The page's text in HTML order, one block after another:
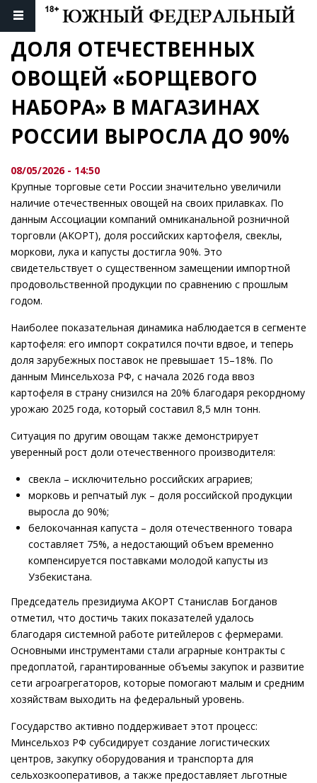
ДОЛЯ ОТЕЧЕСТВЕННЫХ
ОВОЩЕЙ «БОРЩЕВОГО
НАБОРА» В МАГАЗИНАХ
РОССИИ ВЫРОСЛА ДО 90%
08/05/2026 - 14:50
Крупные торговые сети России значительно увеличили
наличие отечественных овощей на своих прилавках. По
данным Ассоциации компаний омниканальной розничной
торговли (АКОРТ), доля российских картофеля, свеклы,
моркови, лука и капусты достигла 90%. Это
свидетельствует о существенном замещении импортной
продовольственной продукции по сравнению с прошлым
годом.
Наиболее показательная динамика наблюдается в сегменте
картофеля: его импорт сократился почти вдвое, и теперь
доля зарубежных поставок не превышает 15–18%. По
данным Минсельхоза РФ, с начала 2026 года ввоз
картофеля в страну снизился на 20% благодаря рекордному
урожаю 2025 года, который составил 8,5 млн тонн.
Ситуация по другим овощам также демонстрирует
уверенный рост доли отечественного производителя:
свекла – исключительно российских аграриев;
морковь и репчатый лук – доля российской продукции
выросла до 90%;
белокочанная капуста – доля отечественного товара
составляет 75%, а недостающий объем временно
компенсируется поставками молодой капусты из
Узбекистана.
Председатель президиума АКОРТ Станислав Богданов
отметил, что достичь таких показателей удалось
благодаря системной работе ритейлеров с фермерами.
Основными инструментами стали аграрные контракты с
предоплатой, гарантированные объемы закупок и развитие
сети агроагрегаторов, которые помогают малым и средним
хозяйствам выходить на федеральный уровень.
Государство активно поддерживает этот процесс:
Минсельхоз РФ субсидирует создание логистических
центров, закупку оборудования и транспорта для
сельхозкооперативов, а также предоставляет льготные